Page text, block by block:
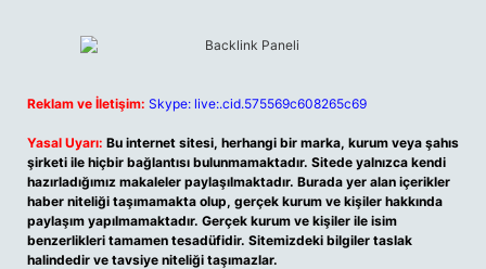
Reklam ve İletişim: Skype: live:.cid.575569c608265c69
Yasal Uyarı: Bu internet sitesi, herhangi bir marka, kurum veya şahıs
şirketi ile hiçbir bağlantısı bulunmamaktadır. Sitede yalnızca kendi
hazırladığımız makaleler paylaşılmaktadır. Burada yer alan içerikler
haber niteliği taşımamakta olup, gerçek kurum ve kişiler hakkında
paylaşım yapılmamaktadır. Gerçek kurum ve kişiler ile isim
benzerlikleri tamamen tesadüfidir. Sitemizdeki bilgiler taslak
halindedir ve tavsiye niteliği taşımazlar.